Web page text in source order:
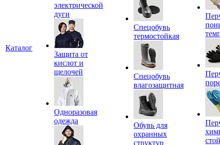
Каталог
электрической
дуги
Защита от
кислот и
щелочей
Одноразовая
одежда
Спецобувь
термостойкая
Спецобувь
влагозащитная
Обувь для
охранных
структур